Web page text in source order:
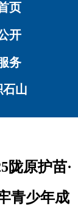
页
开
务
石山
陇原护苗·
青少年成